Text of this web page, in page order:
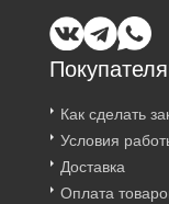
Как сделать
Условия
Доставка
Оплата